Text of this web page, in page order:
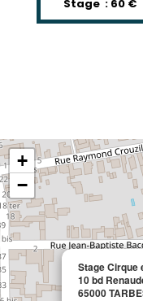
Stage : 60 €
Stage Cirque
10 bd
65000
+
−